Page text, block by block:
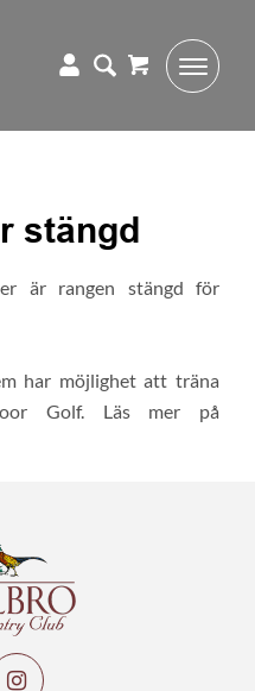
stängd
är rangen stängd för
har möjlighet att träna
Golf. Läs mer på